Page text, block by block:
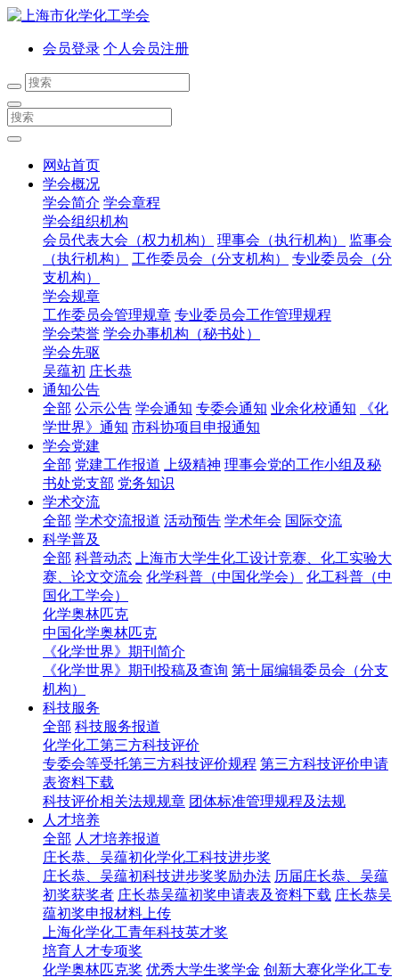
会员登录 个人会员注册
网站首页
学会概况
学会简介 学会章程
学会组织机构
会员代表大会（权力机构）
理事会（执行机构）
监事会
（执行机构）
工作委员会（分支机构）
专业委员会（分
支机构）
学会规章
工作委员会管理规章 专业委员会工作管理规程
学会荣誉 学会办事机构（秘书处）
学会先驱
吴蕴初 庄长恭
通知公告
全部 公示公告 学会通知 专委会通知 业余化校通知
《化
学世界》通知 市科协项目申报通知
学会党建
全部 党建工作报道 上级精神 理事会党的工作小组及秘
书处党支部 党务知识
学术交流
全部 学术交流报道 活动预告 学术年会 国际交流
科学普及
全部 科普动态
上海市大学生化工设计竞赛、化工实验大
赛、论文交流会 化学科普（中国化学会）
化工科普（中
国化工学会）
化学奥林匹克
中国化学奥林匹克
《化学世界》期刊简介
《化学世界》期刊投稿及查询 第十届编辑委员会（分支
机构）
科技服务
全部 科技服务报道
化学化工第三方科技评价
专委会等受托第三方科技评价规程 第三方科技评价申请
表资料下载
科技评价相关法规规章 团体标准管理规程及法规
人才培养
全部 人才培养报道
庄长恭、吴蕴初化学化工科技进步奖
庄长恭、吴蕴初科技进步奖奖励办法 历届庄长恭、吴蕴
初奖获奖者 庄长恭吴蕴初奖申请表及资料下载 庄长恭吴
蕴初奖申报材料上传
上海化学化工青年科技英才奖
培育人才专项奖
化学奥林匹克奖 优秀大学生奖学金 创新大赛化学化工专